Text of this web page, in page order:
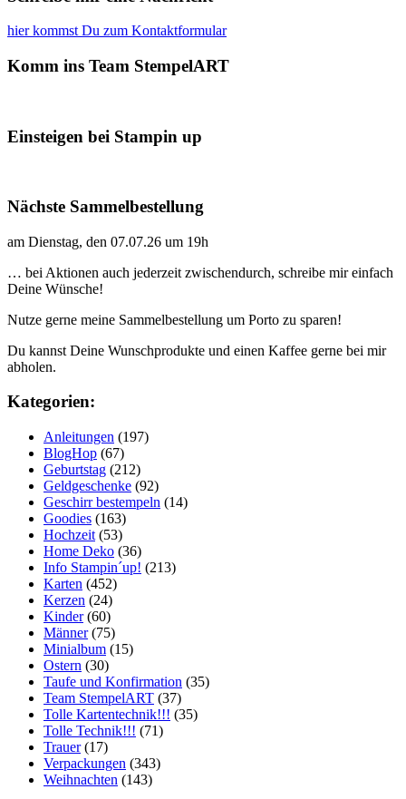
hier kommst Du zum Kontaktformular
Komm ins Team StempelART
Einsteigen bei Stampin up
Nächste Sammelbestellung
am Dienstag, den 07.07.26 um 19h
… bei Aktionen auch jederzeit zwischendurch, schreibe mir einfach
Deine Wünsche!
Nutze gerne meine Sammelbestellung um Porto zu sparen!
Du kannst Deine Wunschprodukte und einen Kaffee gerne bei mir
abholen.
Kategorien:
Anleitungen (197)
BlogHop (67)
Geburtstag (212)
Geldgeschenke (92)
Geschirr bestempeln (14)
Goodies (163)
Hochzeit (53)
Home Deko (36)
Info Stampin´up! (213)
Karten (452)
Kerzen (24)
Kinder(60)
Männer(75)
Minialbum (15)
Ostern (30)
Taufe und Konfirmation (35)
Team StempelART (37)
Tolle Kartentechnik!!! (35)
Tolle Technik!!! (71)
Trauer(17)
Verpackungen (343)
Weihnachten (143)